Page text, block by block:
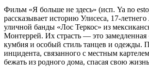
Фильм «Я больше не здесь» (исп. Ya no
рассказывает историю Улисеса, 17-
уличной банды «Лос Теркос» из
Монтеррей. Их страсть — это замедленная
кумбия и особый стиль танцев и одежды.
инцидента, связанного с местным
бежать из родного дома, спасая свою